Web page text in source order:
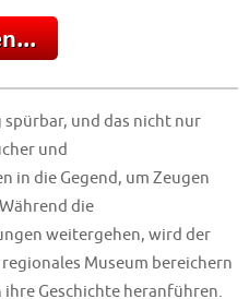
und das nicht nur
und
in die Gegend, um Zeugen
die
weitergehen, wird der
Museum bereichern
Geschichte heranführen.